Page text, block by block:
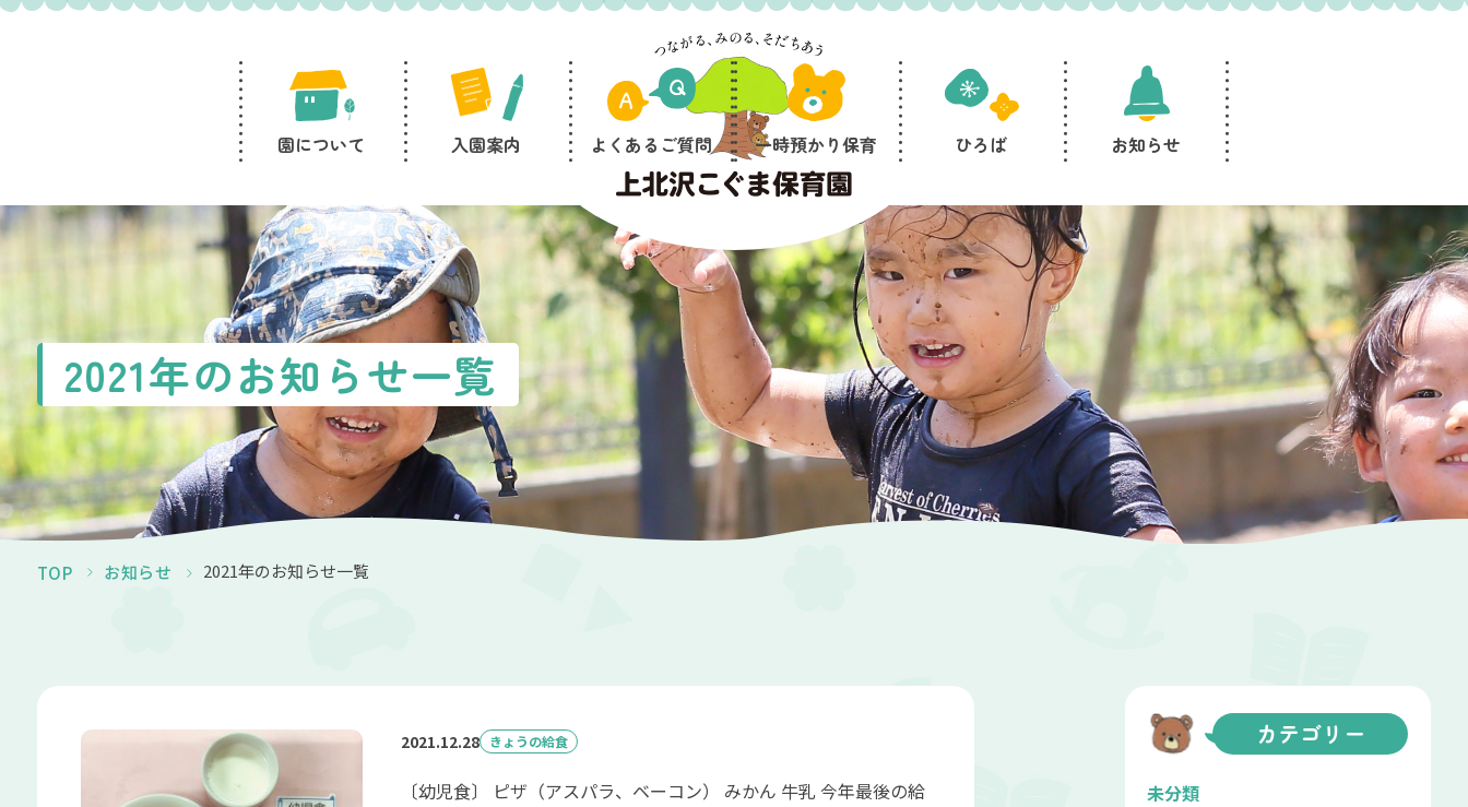
園について 入園案内 よくあるご質問 一時預かり保育 ひろば お知らせ
2021年のお知らせ一覧
TOP お知らせ 2021年のお知らせ一覧
2021.12.28 きょうの給食
〔幼児食〕 ピザ（アスパラ、ベーコン） みかん 牛乳 今年最後の給
カテゴリー
未分類